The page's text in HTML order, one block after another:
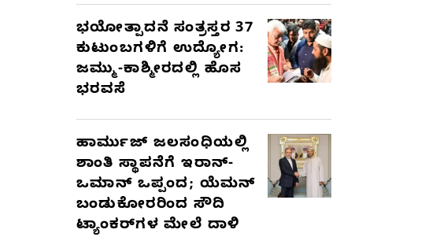
ಭಯೋತ್ಪಾದನೆ ಸಂತ್ರಸ್ತರ 37
ಕುಟುಂಬಗಳಿಗೆ ಉದ್ಯೋಗ:
ಜಮ್ಮು-ಕಾಶ್ಮೀರದಲ್ಲಿ ಹೊಸ
ಭರವಸೆ
ಹಾರ್ಮುಜ್ ಜಲಸಂಧಿಯಲ್ಲಿ
ಶಾಂತಿ ಸ್ಥಾಪನೆಗೆ ಇರಾನ್-
ಒಮಾನ್ ಒಪ್ಪಂದ; ಯೆಮನ್
ಬಂಡುಕೋರರಿಂದ ಸೌದಿ
ಟ್ಯಾಂಕರ್‌ಗಳ ಮೇಲೆ ದಾಳಿ